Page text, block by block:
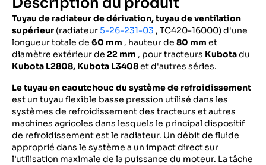
Tuyau de radiateur de dérivation, tuyau de ventilation
supérieur (radiateur5-26-231-03 , TC420-16000) d'une
longueur totale de 60 mm , hauteur de 80 mm et
diamètre extérieur de 22 mm , pour tracteurs Kubotadu
Kubota L2808, Kubota L3408et d'autres séries.
Le tuyau en caoutchouc du système de refroidissement
est un tuyau flexible basse pression utilisé dans les
systèmes de refroidissement des tracteurs et autres
machines agricoles dans lesquels le principal dispositif
de refroidissement est le radiateur. Un débit de fluide
approprié dans le système a un impact direct sur
l’utilisation maximale de la puissance du moteur. La tâche